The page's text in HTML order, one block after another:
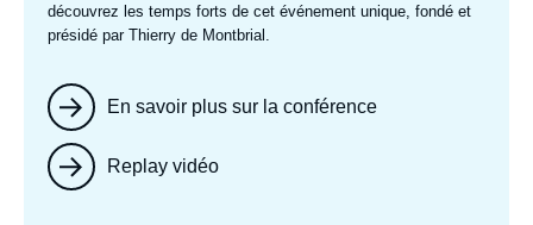
découvrez les temps forts de cet événement unique, fondé et
présidé par Thierry de Montbrial.
En savoir plus sur la conférence
Replay vidéo